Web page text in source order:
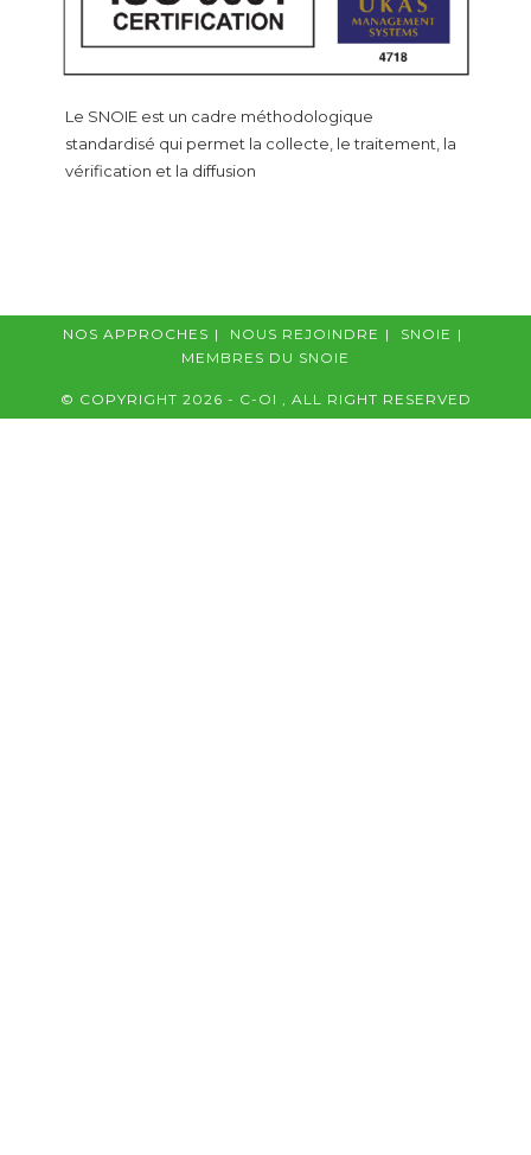
Le SNOIE est un cadre méthodologique
standardisé qui permet la collecte, le traitement, la
vérification et la diffusion
NOS APPROCHES NOUS REJOINDRE
SNOIE
MEMBRES DU SNOIE
© COPYRIGHT 2026 - C-OI , ALL RIGHT RESERVED